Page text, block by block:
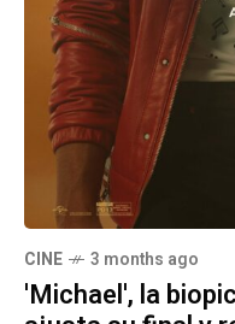
CINE 3 months ago
'Michael', la